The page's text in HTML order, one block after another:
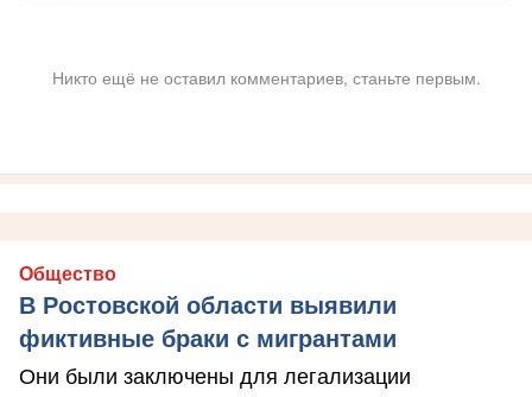
Никто ещё не оставил комментариев, станьте первым.
Общество
В Ростовской области выявили
фиктивные браки с мигрантами
Они были заключены для легализации